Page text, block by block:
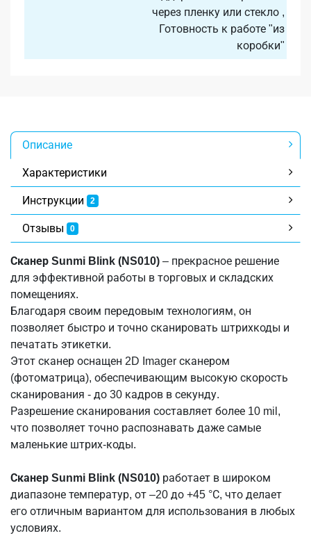
через пленку или стекло ,
Готовность к работе "из
коробки"
Описание
Характеристики
Инструкции 2
Отзывы 0
Сканер Sunmi Blink (NS010) – прекрасное решение
для эффективной работы в торговых и складских
помещениях.
Благодаря своим передовым технологиям, он
позволяет быстро и точно сканировать штрихкоды и
печатать этикетки.
Этот сканер оснащен 2D Imager сканером
(фотоматрица), обеспечивающим высокую скорость
сканирования - до 30 кадров в секунду.
Разрешение сканирования составляет более 10 mil,
что позволяет точно распознавать даже самые
маленькие штрих-коды.
Сканер Sunmi Blink (NS010) работает в широком
диапазоне температур, от –20 до +45 °С, что делает
его отличным вариантом для использования в любых
условиях.